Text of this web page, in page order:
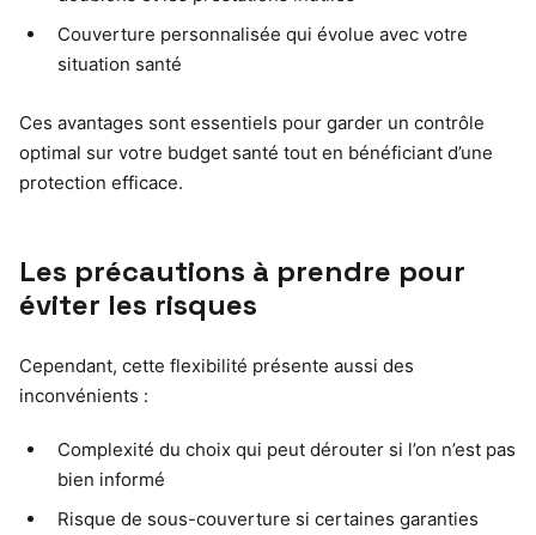
Couverture personnalisée qui évolue avec votre
situation santé
Ces avantages sont essentiels pour garder un contrôle
optimal sur votre budget santé tout en bénéficiant d’une
protection efficace.
Les précautions à prendre pour
éviter les risques
Cependant, cette flexibilité présente aussi des
inconvénients :
Complexité du choix qui peut dérouter si l’on n’est pas
bien informé
Risque de sous-couverture si certaines garanties